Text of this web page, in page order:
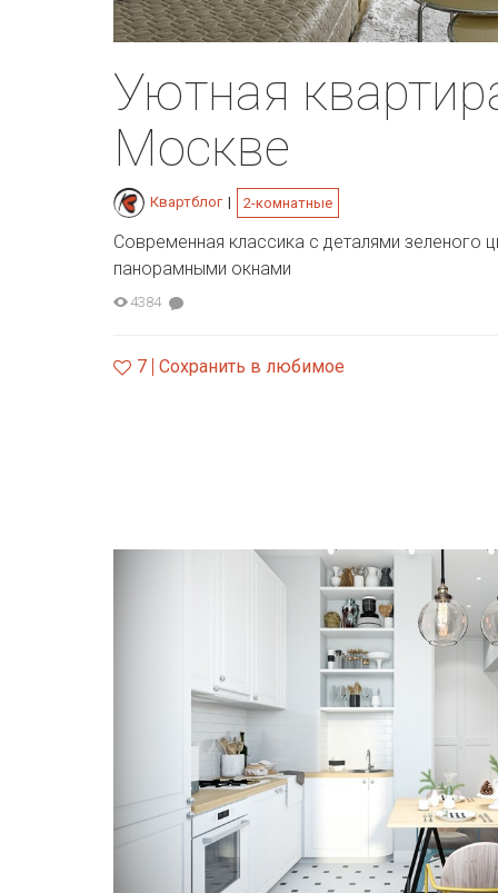
Уютная
Москве
Квартблог | 2-комнатные
Современная классика с деталями зеленого
панорамными окнами
4384
7 Сохранить в любимое